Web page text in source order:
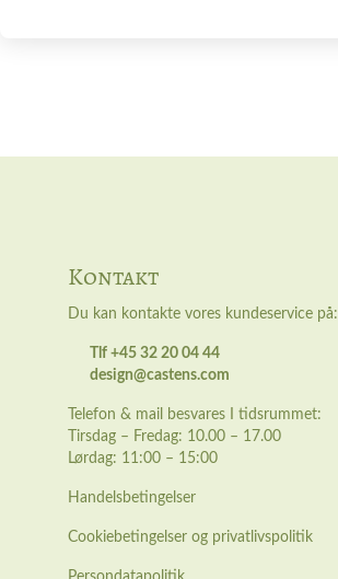
Kontakt
Du kan kontakte vores kundeservice på:
Tlf +45 32 20 04 44
design@castens.com
Telefon & mail besvares I tidsrummet:
Tirsdag – Fredag: 10.00 – 17.00
Lørdag: 11:00 – 15:00
Handelsbetingelser
Cookiebetingelser og privatlivspolitik